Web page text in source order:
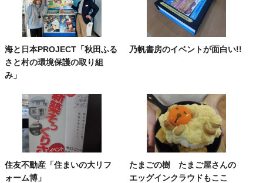
海と日本PROJECT「秋田ふる
さと村の環境保護の取り組
み」
乃帆書房のイベントが面白い!!
住友不動産「住まいの大リフ
ォーム博」
たまごの樹 たまご屋さんの
エッグインクラウドもここ